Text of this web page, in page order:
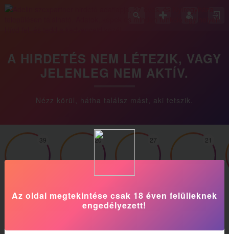
A HIRDETÉS NEM LÉTEZIK, VAGY
JELENLEG NEM AKTÍV.
Nézz körül, hátha találsz mást, aki tetszik.
39 20 27 21
Az oldal megtekintése csak 18 éven felülieknek
engedélyezett!